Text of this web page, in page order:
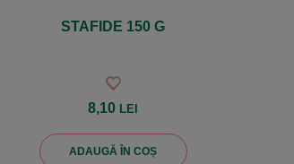
STAFIDE 150 G
8,10 LEI
ADAUGĂ ÎN COȘ